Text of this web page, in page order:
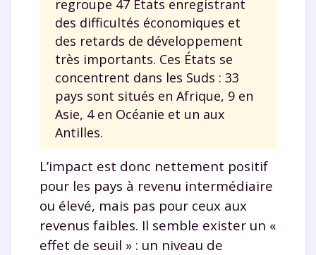
regroupe 47 États enregistrant
des difficultés économiques et
des retards de développement
très importants. Ces États se
concentrent dans les Suds : 33
pays sont situés en Afrique, 9 en
Asie, 4 en Océanie et un aux
Antilles.
L’impact est donc nettement positif
pour les pays à revenu intermédiaire
ou élevé, mais pas pour ceux aux
revenus faibles. Il semble exister un «
effet de seuil » : un niveau de